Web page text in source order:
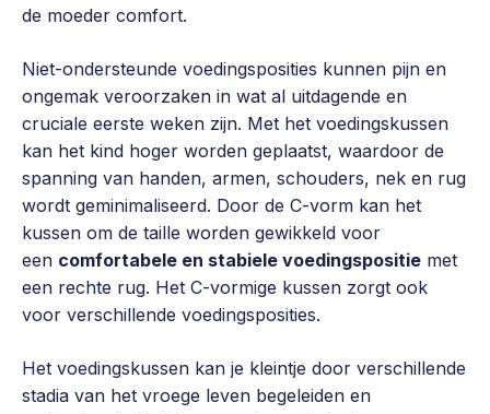
de moeder comfort.
Niet-ondersteunde voedingsposities kunnen pijn en
ongemak veroorzaken in wat al uitdagende en
cruciale eerste weken zijn. Met het voedingskussen
kan het kind hoger worden geplaatst, waardoor de
spanning van handen, armen, schouders, nek en rug
wordt geminimaliseerd. Door de C-vorm kan het
kussen om de taille worden gewikkeld voor
een comfortabele en stabiele voedingspositie met
een rechte rug. Het C-vormige kussen zorgt ook
voor verschillende voedingsposities.
Het voedingskussen kan je kleintje door verschillende
stadia van het vroege leven begeleiden en